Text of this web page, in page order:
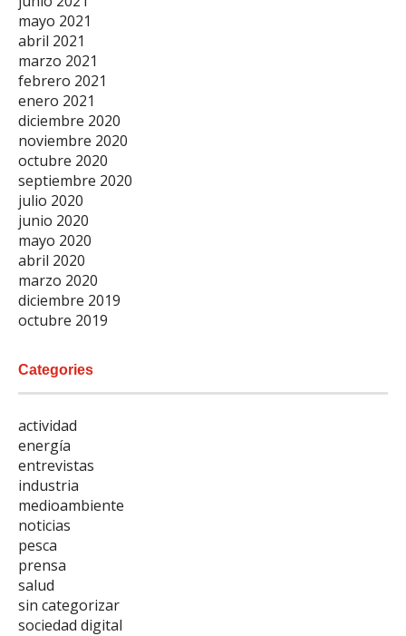
mayo 2021
abril 2021
marzo 2021
febrero 2021
enero 2021
diciembre 2020
noviembre 2020
octubre 2020
septiembre 2020
julio 2020
junio 2020
mayo 2020
abril 2020
marzo 2020
diciembre 2019
octubre 2019
Categories
actividad
energía
entrevistas
industria
medioambiente
noticias
pesca
prensa
salud
sin categorizar
sociedad digital